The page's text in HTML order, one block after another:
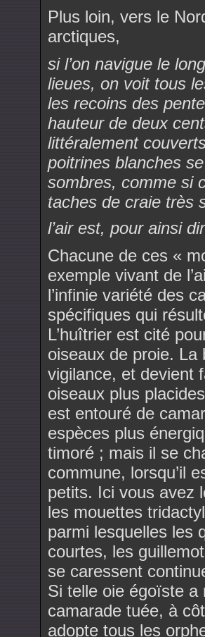
Plus loin, vers le
arctiques,
si l’on navigue le
lieues, on voit tous
les recoins des
hauteur de deux
littéralement
poitrines blanches
sombres, comme si
taches de craie très
l’air est, pour ainsi
Chacune de ces «
exemple vivant de
l’infinie variété des
spécifiques qui
L’huîtrier est cité
oiseaux de proie. La
vigilance, et devient
oiseaux plus
est entouré de
espèces plus
timoré ; mais il se
commune, lorsqu’il
petits. Ici vous avez
les mouettes
parmi lesquelles les
courtes, les
se caressent
Si telle oie égoïste a
camarade tuée, à
adopte tous les